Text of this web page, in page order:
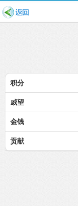
积分
威望
金钱
贡献